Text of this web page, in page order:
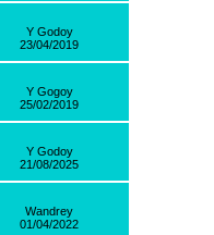
Y Godoy
23/04/2019
Y Gogoy
25/02/2019
Y Godoy
21/08/2025
Wandrey
01/04/2022